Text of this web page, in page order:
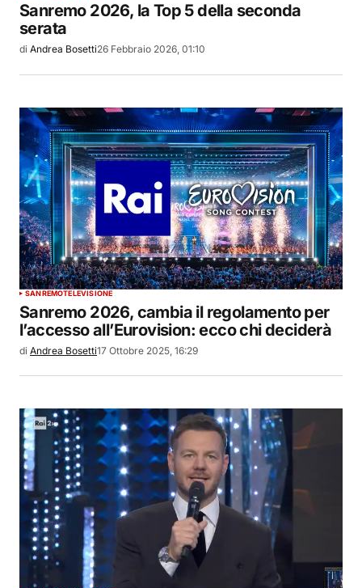
Sanremo 2026, la Top 5 della seconda
serata
di Andrea Bosetti26 Febbraio 2026, 01:10
SANREMOTELEVISIONE
Sanremo 2026, cambia il regolamento per
l’accesso all’Eurovision: ecco chi deciderà
di Andrea Bosetti17 Ottobre 2025, 16:29